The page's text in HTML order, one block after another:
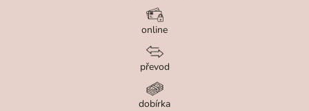
online
převod
dobírka